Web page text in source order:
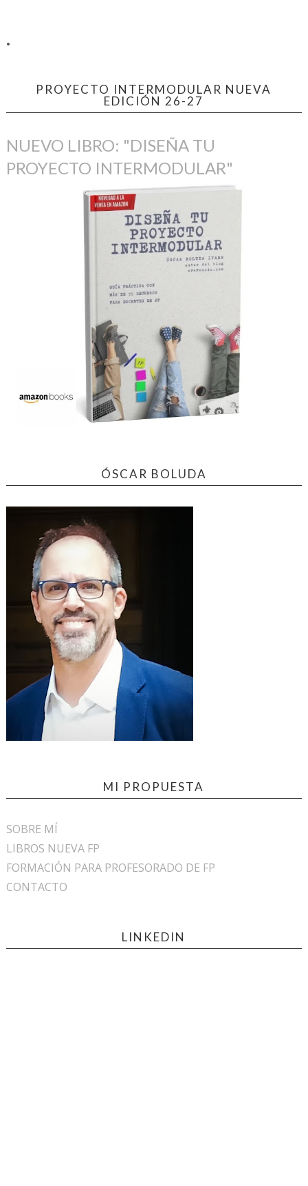
.
PROYECTO INTERMODULAR NUEVA
EDICIÓN 26-27
NUEVO LIBRO: "DISEÑA TU
PROYECTO INTERMODULAR"
ÓSCAR BOLUDA
MI PROPUESTA
SOBRE MÍ
LIBROS NUEVA FP
FORMACIÓN PARA PROFESORADO DE FP
CONTACTO
LINKEDIN